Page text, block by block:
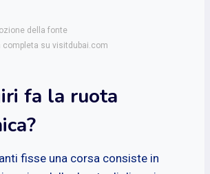
della fonte
su visitdubai.com
fa la ruota
fisse una corsa consiste in